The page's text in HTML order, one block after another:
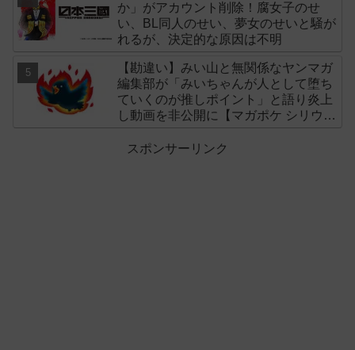
か」がアカウント削除！腐女子のせ
い、BL同人のせい、夢女のせいと騒が
れるが、決定的な原因は不明
【勘違い】みい山と無関係なヤンマガ
編集部が「みいちゃんが人として堕ち
ていくのが推しポイント」と語り炎上
し動画を非公開に【マガポケ シリウ
スポンサーリンク